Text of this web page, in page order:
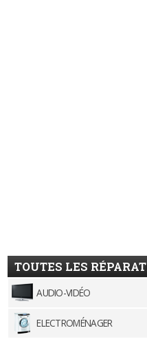
TOUTES LES
AUDIO-VIDÉO
ELECTROMÉNAGER